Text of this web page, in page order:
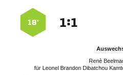
:
18’

für   